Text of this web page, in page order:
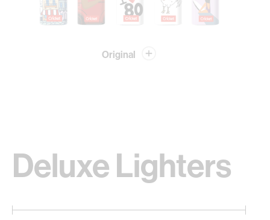
Original
Deluxe Lighters